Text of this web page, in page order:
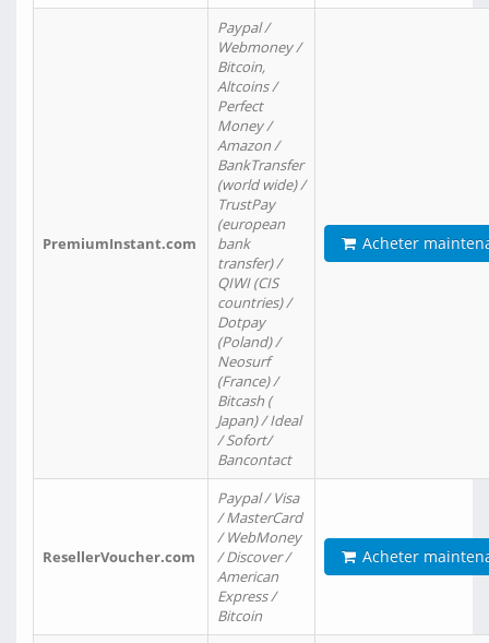
PremiumInstant.com
Paypal /
Webmoney /
Bitcoin,
Altcoins /
Perfect
Money /
Amazon /
BankTransfer
(world wide) /
TrustPay
(european
bank
transfer) /
QIWI (CIS
countries) /
Dotpay
(Poland) /
Neosurf
(France) /
Bitcash (
Japan) / Ideal
/ Sofort/
Bancontact
Acheter
ResellerVoucher.com
Paypal / Visa
/ MasterCard
/ WebMoney
/ Discover /
American
Express /
Bitcoin
Acheter